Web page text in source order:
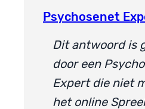
Psychosenet
Dit antwoord is
door een
Expert die niet
het online